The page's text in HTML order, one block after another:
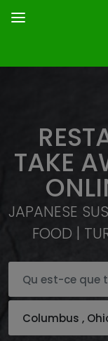
TAKE
JAPANESE
FOOD |